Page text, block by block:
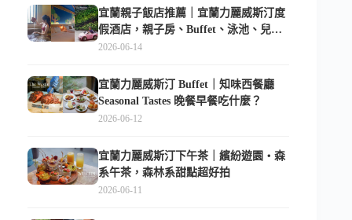
宜蘭親子飯店推薦｜宜蘭力麗威斯汀度
假酒店，親子房、Buffet、泳池、兒童
俱樂部超適合放電
2026-06-14
宜蘭力麗威斯汀 Buffet｜知味西餐廳
Seasonal Tastes 晚餐早餐吃什麼？
2026-06-12
宜蘭力麗威斯汀下午茶｜繽紛遊園・森
系午茶，森林系甜點超好拍
2026-06-11